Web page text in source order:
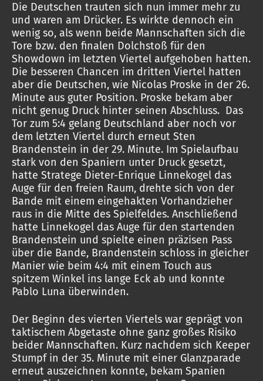
Die Deutschen trauten sich nun immer mehr zu
und waren am Drücker. Es wirkte dennoch ein
wenig so, als wenn beide Mannschaften sich die
Tore bzw. den finalen Dolchstoß für den
Showdown im letzten Viertel aufgehoben hatten.
Die besseren Chancen im dritten Viertel hatten
aber die Deutschen, wie Nicolas Proske in der 26.
Minute aus guter Position. Proske bekam aber
nicht genug Druck hinter seinen Abschluss. Das
Tor zum 5:4 gelang Deutschland aber noch vor
dem letzten Viertel durch erneut Sten
Brandenstein in der 29. Minute. Im Spielaufbau
stark von den Spaniern unter Druck gesetzt,
hatte Stratege Dieter-Enrique Linnekogel das
Auge für den freien Raum, drehte sich von der
Bande mit einem eingehakten Vorhandzieher
raus in die Mitte des Spielfeldes. Anschließend
hatte Linnekogel das Auge für den startenden
Brandenstein und spielte einen präzisen Pass
über die Bande, Brandenstein schloss in gleicher
Manier wie beim 4:4 mit einem Touch aus
spitzem Winkel ins lange Eck ab und konnte
Pablo Luna überwinden.
Der Beginn des vierten Viertels war geprägt von
taktischem Abgetaste ohne ganz großes Risiko
beider Mannschaften. Kurz nachdem sich Keeper
Stumpf in der 35. Minute mit einer Glanzparade
erneut auszeichnen konnte, bekam Spanien